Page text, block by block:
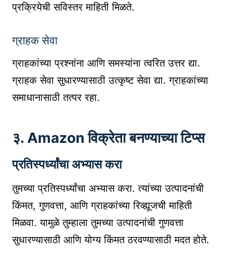
प्रक्रियेची सविस्तर माहिती मिळते.
ग्राहक सेवा
ग्राहकांच्या प्रश्नांना आणि समस्यांना त्वरित उत्तर द्या.
ग्राहक सेवा सुधारण्यासाठी उत्कृष्ट सेवा द्या. ग्राहकांच्या
समाधानासाठी तत्पर रहा.
३. Amazon विक्रेता बनण्याच्या टिप्स
प्रतिस्पर्ध्यांचा अभ्यास करा
तुमच्या प्रतिस्पर्ध्यांचा अभ्यास करा. त्यांच्या उत्पादनांची
किंमत, गुणवत्ता, आणि ग्राहकांच्या रिव्ह्यूजची माहिती
मिळवा. यामुळे तुम्हाला तुमच्या उत्पादनांची गुणवत्ता
सुधारण्यासाठी आणि योग्य किंमत ठरवण्यासाठी मदत होते.